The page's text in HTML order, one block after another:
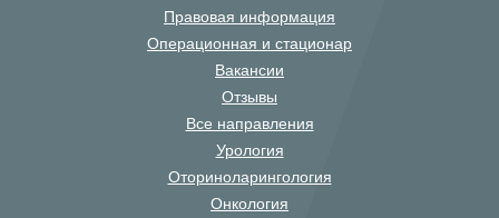
Правовая информация
Операционная и стационар
Вакансии
Отзывы
Все направления
Урология
Оториноларингология
Онкология